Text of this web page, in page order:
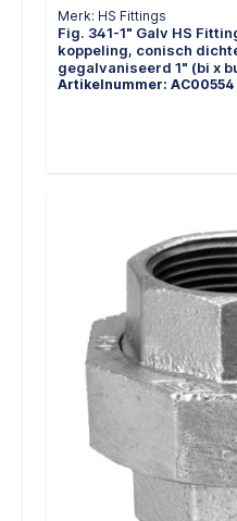
Merk: HS Fittings
Fig. 341-1" Galv HS
koppeling, conisch
gegalvaniseerd 1" (bi x
Artikelnummer: AC00554